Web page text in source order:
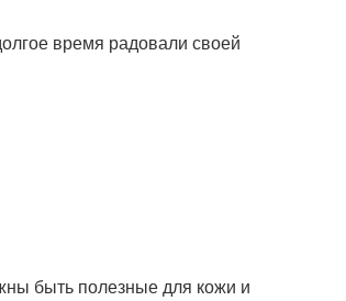
время радовали своей
быть полезные для кожи и